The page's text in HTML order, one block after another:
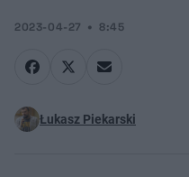
2023-04-27 8:45
Łukasz Piekarski